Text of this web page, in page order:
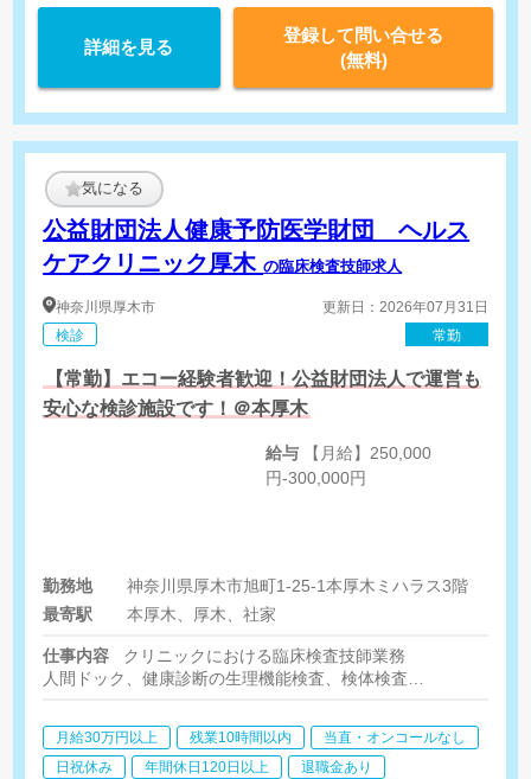
詳細を見る
登録して問い合せる
(無料)
気になる
公益財団法人健康予防医学財団 ヘルス
ケアクリニック厚木の臨床検査技師求人
神奈川県厚木市
検診
更新日：2026年07月31日
常勤
【常勤】エコー経験者歓迎！公益財団法人で運営も
安心な検診施設です！＠本厚木
給与
円-300,000円
勤務地
神奈川県厚木市旭町1-25-1本厚木ミハラス3階
最寄駅
本厚木、厚木、社家
仕事内容
クリニックにおける臨床検査技師業務
人間ドック、健康診断の生理機能検査、検体検査
心電図、眼底、肺機能、超音波検査（腹部・乳腺）
骨密度、視力・聴力
※エコーは必須ではありません
月給30万円以上 残業10時間以内
当直・オンコールなし
日祝休み
年間休日120日以上 退職金あり